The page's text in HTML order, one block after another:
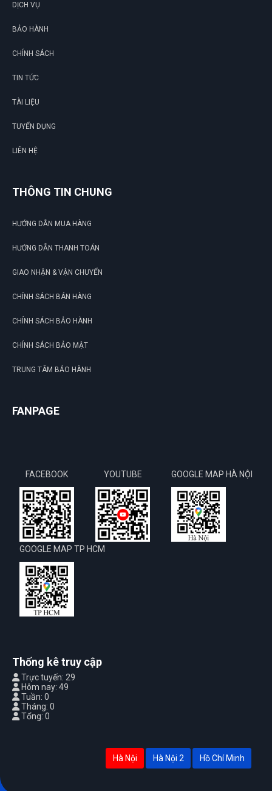
DỊCH VỤ
BẢO HÀNH
CHÍNH SÁCH
TIN TỨC
TÀI LIỆU
TUYỂN DỤNG
LIÊN HỆ
THÔNG TIN CHUNG
HƯỚNG DẪN MUA HÀNG
HƯỚNG DẪN THANH TOÁN
GIAO NHẬN & VẬN CHUYỂN
CHÍNH SÁCH BÁN HÀNG
CHÍNH SÁCH BẢO HÀNH
CHÍNH SÁCH BẢO MẬT
TRUNG TÂM BẢO HÀNH
FANPAGE
FACEBOOK YOUTUBE GOOGLE MAP HÀ NỘI
GOOGLE MAP TP HCM
Thống kê truy cập
Trực tuyến: 29
Hôm nay: 49
Tuần: 0
Tháng: 0
Tổng: 0
Hà Nội Hà Nội 2 Hồ Chí Minh